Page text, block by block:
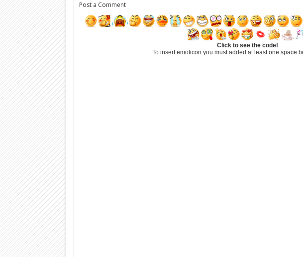
Post a Comment
Click to see the code!
To insert emoticon you must added at least one space